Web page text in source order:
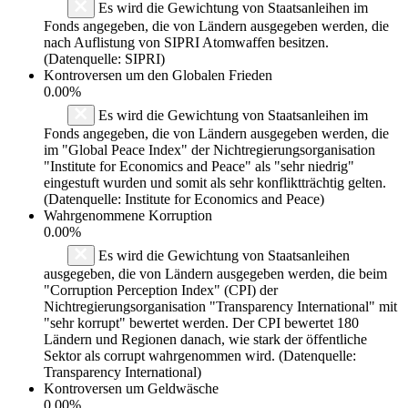
Es wird die Gewichtung von Staatsanleihen im
Fonds angegeben, die von Ländern ausgegeben werden, die
nach Auflistung von SIPRI Atomwaffen besitzen.
(Datenquelle: SIPRI)
Kontroversen um den Globalen Frieden
0.00%
Es wird die Gewichtung von Staatsanleihen im
Fonds angegeben, die von Ländern ausgegeben werden, die
im "Global Peace Index" der Nichtregierungsorganisation
"Institute for Economics and Peace" als "sehr niedrig"
eingestuft wurden und somit als sehr konfliktträchtig gelten.
(Datenquelle: Institute for Economics and Peace)
Wahrgenommene Korruption
0.00%
Es wird die Gewichtung von Staatsanleihen
ausgegeben, die von Ländern ausgegeben werden, die beim
"Corruption Perception Index" (CPI) der
Nichtregierungsorganisation "Transparency International" mit
"sehr korrupt" bewertet werden. Der CPI bewertet 180
Ländern und Regionen danach, wie stark der öffentliche
Sektor als corrupt wahrgenommen wird. (Datenquelle:
Transparency International)
Kontroversen um Geldwäsche
0.00%